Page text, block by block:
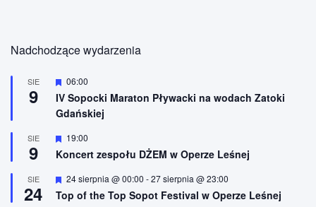
Nadchodzące wydarzenia
SIE
9
W
y
r
ó
n
o
e
06:00
IV Sopocki Maraton Pływacki na wodach Zatoki
Gdańskiej
SIE
9
W
r
ż
n
19:00
Koncert zespołu DŻEM w Operze Leśnej
SIE
24
W
r
24 sierpnia @ 00:00 -27 sierpnia @ 23:00
Top of the Top Sopot Festival w Operze Leśnej